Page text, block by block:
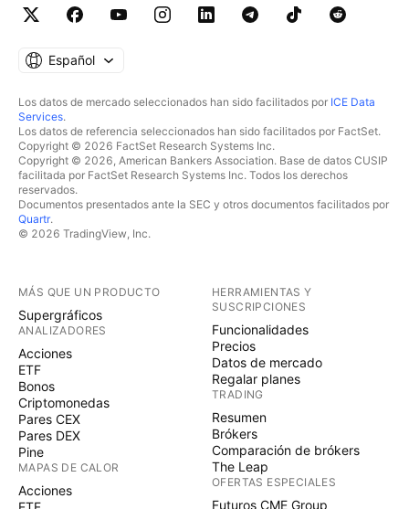
Español
Los datos de mercado seleccionados han sido facilitados por ICE Data
Services.
Los datos de referencia seleccionados han sido facilitados por FactSet.
Copyright © 2026 FactSet Research Systems Inc.
Copyright © 2026, American Bankers Association. Base de datos CUSIP
facilitada por FactSet Research Systems Inc. Todos los derechos
reservados.
Documentos presentados ante la SEC y otros documentos facilitados por
Quartr.
© 2026 TradingView, Inc.
MÁS QUE UN PRODUCTO
Supergráficos
ANALIZADORES
Acciones
ETF
Bonos
Criptomonedas
Pares CEX
Pares DEX
Pine
MAPAS DE CALOR
Acciones
HERRAMIENTAS Y
SUSCRIPCIONES
Funcionalidades
Precios
Datos de mercado
Regalar planes
TRADING
Resumen
Brókers
Comparación de brókers
The Leap
OFERTAS ESPECIALES
Futuros CME Group